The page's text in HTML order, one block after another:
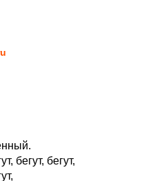
бегут, бегут,